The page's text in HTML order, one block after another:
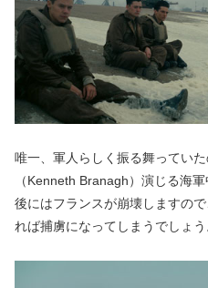
唯一、軍人らしく振る舞ってい
（Kenneth Branagh）演じる海
後にはフランスが崩壊しますの
れば捕虜になってしまうでしょう